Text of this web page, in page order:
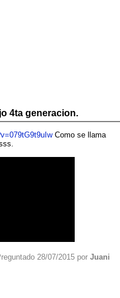
4ta generacion.
Como se llama
28/07/2015 por Juani